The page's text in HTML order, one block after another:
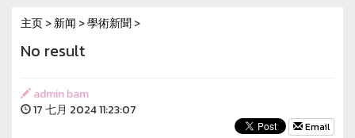
主页>新闻 >學術新聞>
No result
admin bam
17 七月 2024 11:23:07
Email